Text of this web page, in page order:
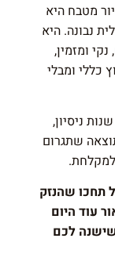
מטבח היא
נבונה. היא
ומזמין,
כללי ומבלי
ניסיון,
שתגרום
תחכו שהנזק
עוד היום
לכם